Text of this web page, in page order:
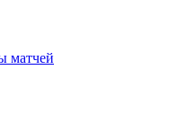
матчей